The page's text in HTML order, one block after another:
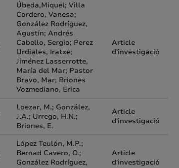
Úbeda,Miquel; Villa
Cordero, Vanesa;
González Rodríguez,
Agustín; Andrés
Cabello, Sergio; Perez
Urdiales, Iratxe;
Jiménez Lasserrotte,
María del Mar; Pastor
Bravo, Mar; Briones
Vozmediano, Erica
Article
d'investigació
Loezar, M.; González,
J.A.; Urrego, H.N.;
Briones, E.
Article
d'investigació
López Teulón, M.P.;
Bernad Cavero, O.;
González Rodríguez,
Article
d'investigació